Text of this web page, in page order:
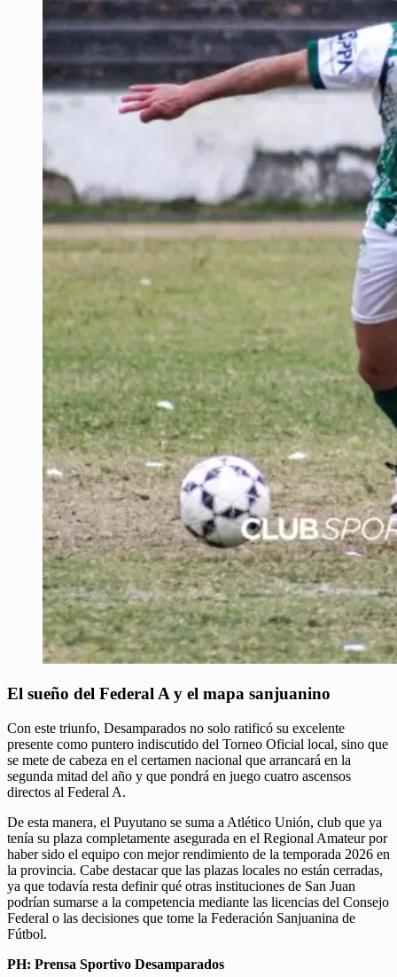
El sueño del Federal A y el mapa sanjuanino
Con este triunfo, Desamparados no solo ratificó su excelente
presente como puntero indiscutido del Torneo Oficial local, sino que
se mete de cabeza en el certamen nacional que arrancará en la
segunda mitad del año y que pondrá en juego cuatro ascensos
directos al Federal A.
De esta manera, el Puyutano se suma a Atlético Unión, club que ya
tenía su plaza completamente asegurada en el Regional Amateur por
haber sido el equipo con mejor rendimiento de la temporada 2026 en
la provincia. Cabe destacar que las plazas locales no están cerradas,
ya que todavía resta definir qué otras instituciones de San Juan
podrían sumarse a la competencia mediante las licencias del Consejo
Federal o las decisiones que tome la Federación Sanjuanina de
Fútbol.
PH: Prensa Sportivo Desamparados